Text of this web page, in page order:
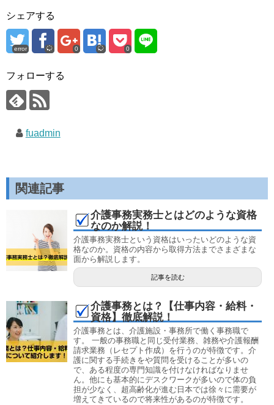
シェアする
error 0 0
フォローする
fuadmin
関連記事
介護事務実務士とはどのような資格
なのか解説！
介護事務実務士という資格はいったいどのような資
格なのか。資格の内容から取得方法までさまざまな
面から解説します。
記事を読む
介護事務とは？【仕事内容・給料・
資格】徹底解説！
介護事務とは、介護施設・事務所で働く事務職で
す。 一般の事務職と同じ受付業務、雑務や介護報酬
請求業務（レセプト作成）を行うのが特徴です。介
護に関する手続きをや質問を受けることが多いの
で、ある程度の専門知識を付けなければなりませ
ん。他にも基本的にデスクワークが多いので体の負
担が少なく、超高齢化が進む日本では徐々に需要が
増えてきているので将来性があるのが特徴です。